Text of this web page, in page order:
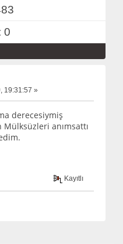
0
19:31:57 »
derecesiymiş
anımsattı
Kayıtlı